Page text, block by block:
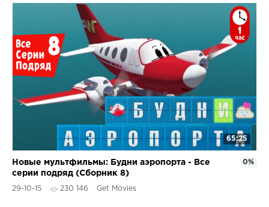
65:25
Новые мультфильмы: Будни аэропорта - Все
серии подряд (Сборник 8)
29-10-15 230 146 Get Movies
0%